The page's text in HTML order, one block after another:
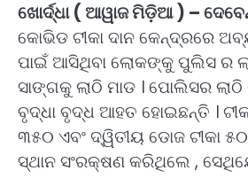
ଖୋର୍ଦ୍ଧା ( ଆୱାଜ ମିଡ଼ିଆ ) –
କୋଭିଡ ଟୀକା ଦାନ କେନ୍ଦ୍ରରେ
ପାଇଁ ଆସିଥିବା ଲୋକଙ୍କୁ ପୁଲିସ ର
ସାଙ୍ଗକୁ ଲାଠି ମାଡ । ପୋଲିସର ଲାଠି
ବୃଦ୍ଧା ବୃଦ୍ଧ ଆହତ ହୋଇଛନ୍ତି ।
୩୫୦ ଏବଂ ଦ୍ୱିତୀୟ ଡୋଜ ଟୀକା
ସ୍ଥାନ ସଂରକ୍ଷଣ କରିଥିଲେ ,